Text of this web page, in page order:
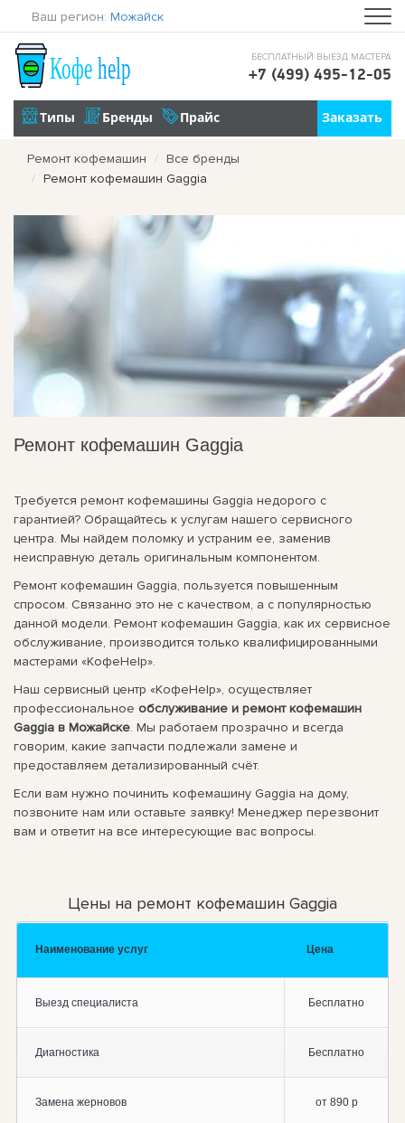
Ваш регион: Можайск
БЕСПЛАТНЫЙ ВЫЕЗД МАСТЕРА
+7 (499) 495-12-05
Ремонт кофемашин
Все бренды
Ремонт кофемашин Gaggia
Ремонт кофемашин Gaggia
Требуется ремонт кофемашины Gaggia недорого с
гарантией? Обращайтесь к услугам нашего сервисного
центра. Мы найдем поломку и устраним ее, заменив
неисправную деталь оригинальным компонентом.
Ремонт кофемашин Gaggia, пользуется повышенным
спросом. Связанно это не с качеством, а с популярностью
данной модели. Ремонт кофемашин Gaggia, как их сервисное
обслуживание, производится только квалифицированными
мастерами «КофеHelp».
Наш сервисный центр «КофеHelp», осуществляет
профессиональное обслуживание и ремонт кофемашин
Gaggia в Можайске. Мы работаем прозрачно и всегда
говорим, какие запчасти подлежали замене и
предоставляем детализированный счёт.
Если вам нужно починить кофемашину Gaggia на дому,
позвоните нам или оставьте заявку! Менеджер перезвонит
вам и ответит на все интересующие вас вопросы.
Цены на ремонт кофемашин Gaggia
Наименование услуг Цена
Выезд специалиста Бесплатно
Диагностика Бесплатно
Замена жерновов от 890 р